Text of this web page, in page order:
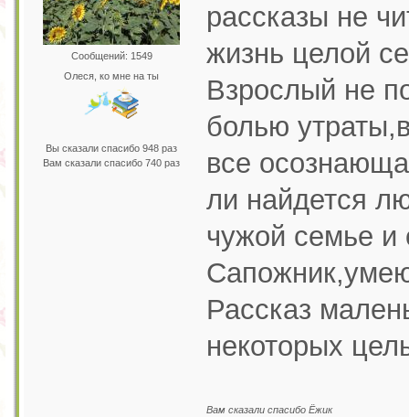
Сообщений: 1549
Олеся, ко мне на ты
Вы сказали спасибо 948 раз
Вам сказали спасибо 740 раз
рассказы не
жизнь целой
Взрослый не
болью
все
ли найдется
чужой семье и
Рассказ
некоторых
Вам сказали спасибо Ёжик